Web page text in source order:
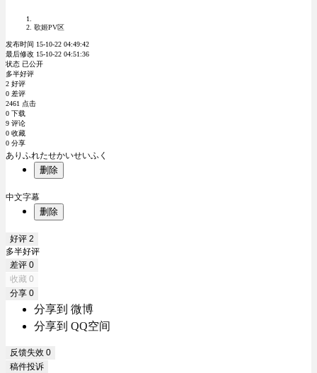
歌姬PV区
发布时间 15-10-22 04:49:42
最后修改 15-10-22 04:51:36
状态 已公开
多半好评
2 好评
0 差评
2461 点击
0 下载
9 评论
0 收藏
0 分享
ありふれたせかいせいふく
删除
中文字幕
删除
好评 2
多半好评
差评 0
收藏 0
分享 0
分享到 微博
分享到 QQ空间
反馈失效 0
稿件投诉